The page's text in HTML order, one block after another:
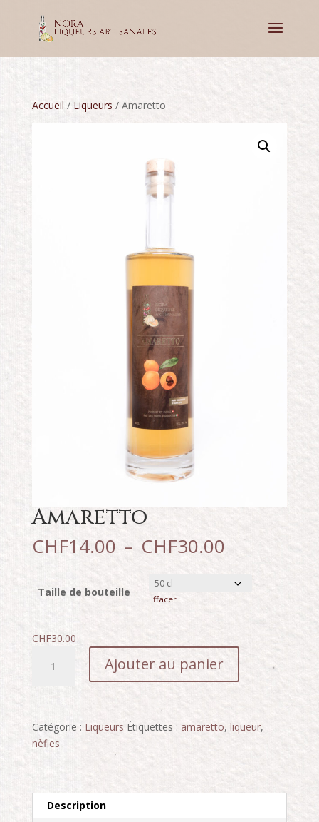
Accueil / Liqueurs / Amaretto
Amaretto
CHF14.00 – CHF30.00Plage
prix :
CHF14.00
Taille de bouteille
Effacer
CHF30.00
Ajouter au panier
Catégorie : Liqueurs Étiquettes : amaretto, liqueur,
nèfles
Description